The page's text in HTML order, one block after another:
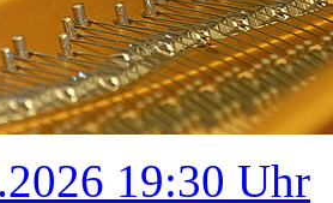
19:30 Uhr